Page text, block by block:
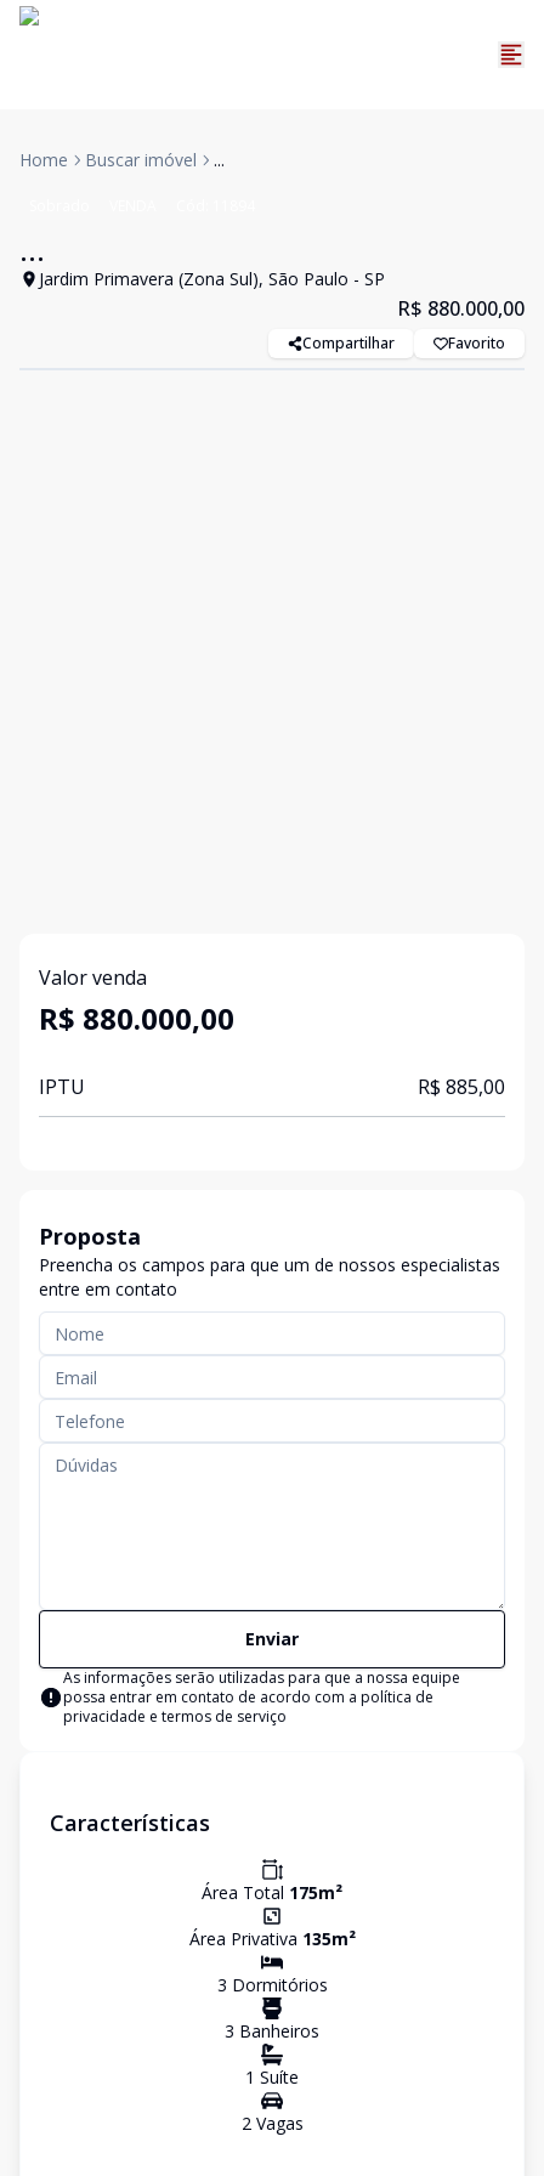
Home Buscar imóvel ...
...
Jardim Primavera (Zona Sul), São Paulo - SP
R$ 880.000,00
Compartilhar Favorito
Valor venda
R$ 880.000,00
IPTU R$ 885,00
Proposta
Preencha os campos para que um de nossos especialistas
entre em contato
Enviar
As informações serão utilizadas para que a nossa equipe
possa entrar em contato de acordo com a política de
privacidade e termos de serviço
Características
Área Total 175m²
Área Privativa 135m²
3 Dormitórios
3 Banheiros
1 Suíte
2Vagas